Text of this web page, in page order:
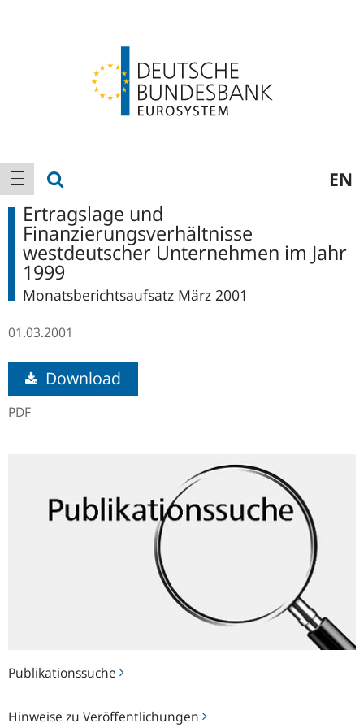
Hauptnavigation
Navigation anzeigen EN
Publikationssuche
Hinweise zu Veröffentlichungen
zu
Ertragslage und
Finanzierungsverhältnisse
westdeutscher Unternehmen im Jahr
1999
Monatsberichtsaufsatz März 2001
01.03.2001
Download
PDF